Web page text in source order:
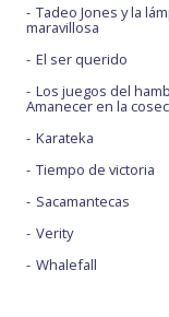
Tadeo Jones y la
maravillosa
El ser querido
Los juegos del
Amanecer en la
Karateka
Tiempo de victoria
Sacamantecas
Verity
Whalefall